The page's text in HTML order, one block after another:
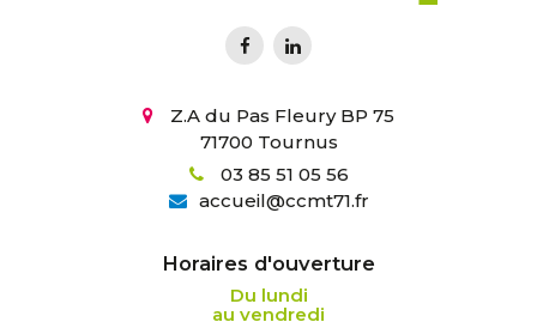
Z.A du Pas Fleury BP 75
71700 Tournus
03 85 51 05 56
accueil@ccmt71.fr
Horaires d'ouverture
Du lundi
au vendredi